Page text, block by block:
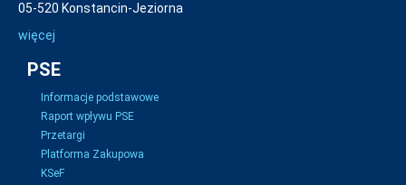
05-520 Konstancin-Jeziorna
więcej
PSE
Informacje podstawowe
Raport wpływu PSE
Przetargi
Platforma Zakupowa
KSeF